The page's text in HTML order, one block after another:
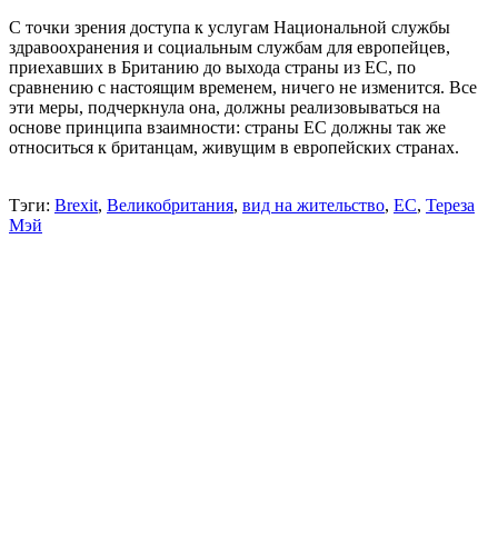
С точки зрения доступа к услугам Национальной службы
здравоохранения и социальным службам для европейцев,
приехавших в Британию до выхода страны из ЕС, по
сравнению с настоящим временем, ничего не изменится. Все
эти меры, подчеркнула она, должны реализовываться на
основе принципа взаимности: страны ЕС должны так же
относиться к британцам, живущим в европейских странах.
Тэги: Brexit, Великобритания, вид на жительство, ЕС, Тереза
Мэй